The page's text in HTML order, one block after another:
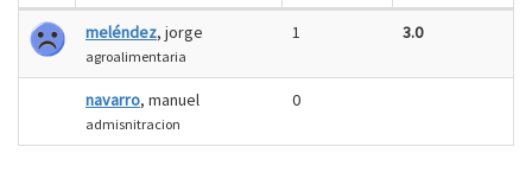
meléndez, jorge
agroalimentaria
1 3.0
navarro, manuel
admisnitracion
0